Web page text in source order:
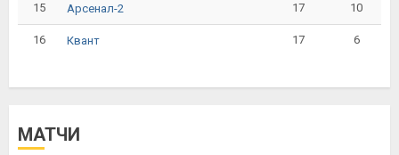
15 Арсенал-2 17 10
16 Квант 17 6
МАТЧИ